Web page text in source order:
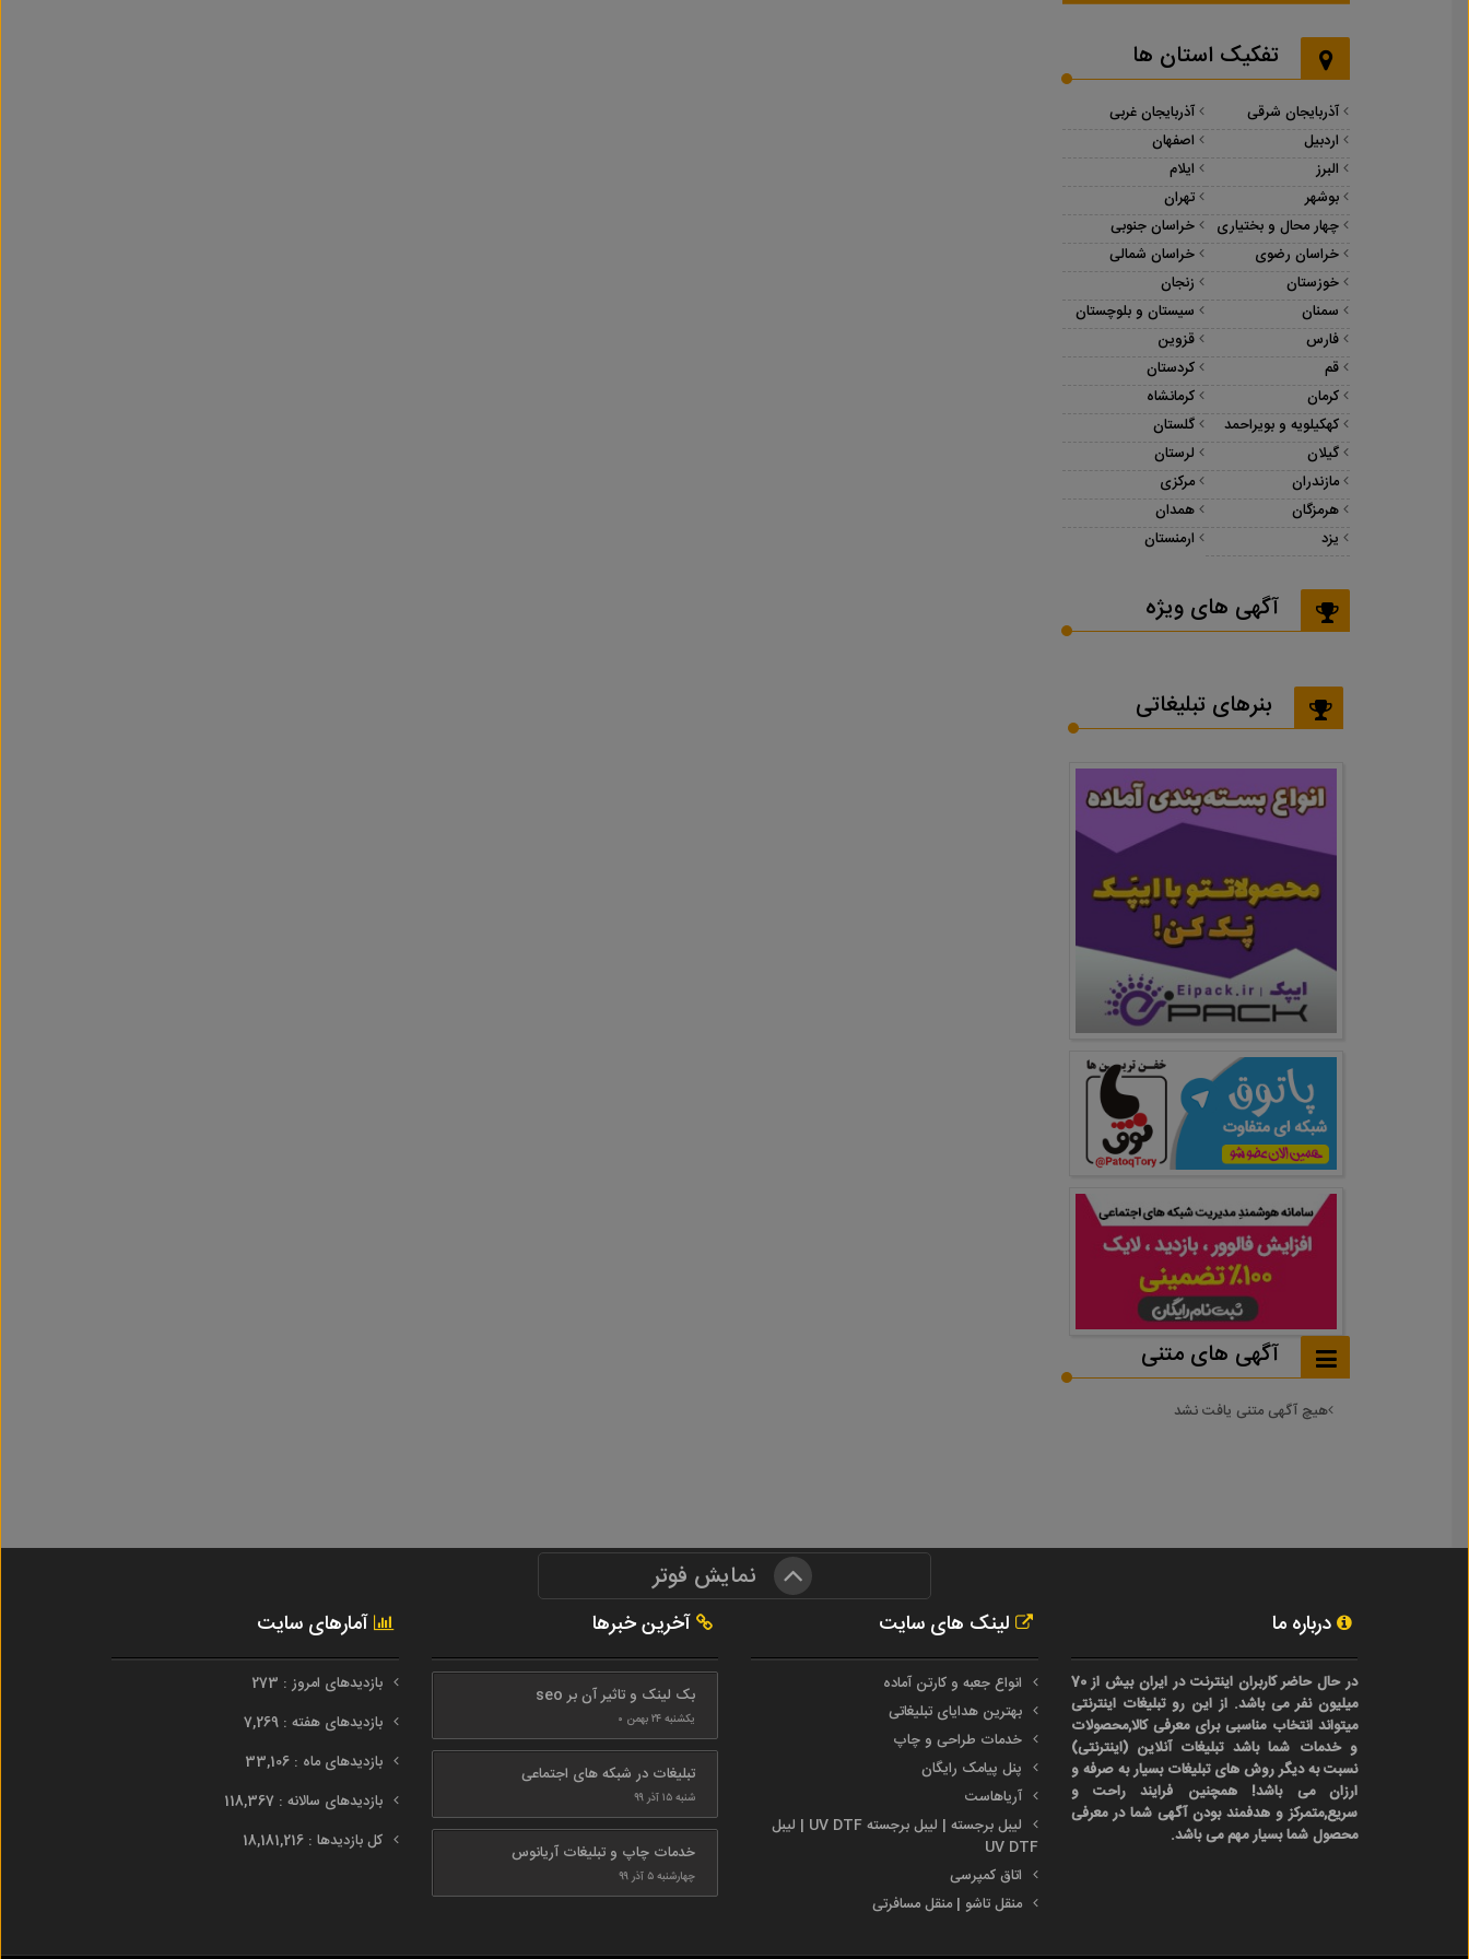
تفکیک استان ها
آذربایجان شرقی
آذربایجان غربی
اردبیل
اصفهان
البرز
ایلام
بوشهر
تهران
چهار محال و بختیاری
خراسان جنوبی
خراسان رضوی
خراسان شمالی
خوزستان
زنجان
سمنان
سیستان و بلوچستان
فارس
قزوین
قم
کردستان
کرمان
کرمانشاه
کهکیلویه و بویراحمد
گلستان
گیلان
لرستان
مازندران
مرکزی
هرمزگان
همدان
یزد
ارمنستان
آگهی های ویژه
بنرهای تبلیغاتی
آگهی های متنی
هیچ آگهی متنی یافت نشد
نمایش فوتر
درباره ما
در حال حاضر کاربران اینترنت در ایران بیش از 70
میلیون نفر می باشد. از این رو تبلیغات اینترنتی
میتواند انتخاب مناسبی برای معرفی کالا,محصولات
و خدمات شما باشد تبلیغات آنلاین (اینترنتی)
نسبت به دیگر روش های تبلیغات بسیار به صرفه و
ارزان می باشد! همچنین فرایند راحت و
سریع,متمرکز و هدفمند بودن آگهی شما در معرفی
محصول شما بسیار مهم می باشد.
لینک های سایت
انواع جعبه و کارتن آماده
بهترین هدایای تبلیغاتی
خدمات طراحی و چاپ
پنل پیامک رایگان
آریاهاست
لیبل برجسته | لیبل برجسته UV DTF | لیبل
UV DTF
اتاق کمپرسی
منقل تاشو | منقل مسافرتی
آخرین خبرها
بک لینک و تاثیر آن بر seo
یکشنبه ۲۴ بهمن ۰
تبلیغات در شبکه های اجتماعی
شنبه ۱۵ آذر ۹۹
خدمات چاپ و تبلیغات آریانوس
چهارشنبه ۵ آذر ۹۹
آمارهای سایت
بازدیدهای امروز : 273
بازدیدهای هفته : 7,269
بازدیدهای ماه : 33,106
بازدیدهای سالانه : 118,367
کل بازدیدها : 18,181,216